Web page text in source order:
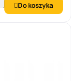
Do koszyka